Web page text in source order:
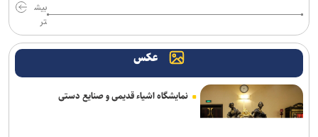
ربیعی سرمربی شاهین بندرعامری شد
تغییر ساختار در معاونت ورزشی باشگاه پرسپولیس؛ تشکیل سه مدیریت
اعلام اسامی نامزدهای تایید صلاحیت شده ریاست فدراسیون بدنسازی و
پرورش اندام/ حضور عضو هیات مدیره پرسپولیس
بیش
تر
عکس
نمایشگاه اشیاء قدیمی و صنایع دستی